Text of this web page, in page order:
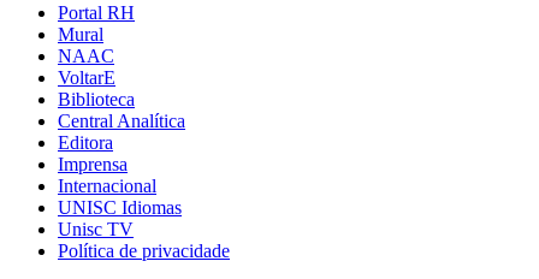
Portal RH
Mural
NAAC
VoltarE
Biblioteca
Central Analítica
Editora
Imprensa
Internacional
UNISC Idiomas
Unisc TV
Política de privacidade